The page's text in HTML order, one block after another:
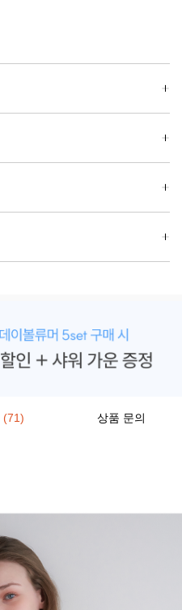
(71) 상품 문의